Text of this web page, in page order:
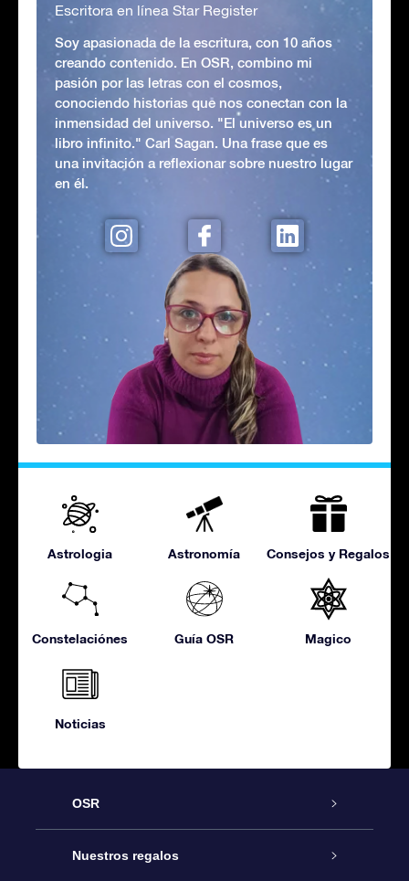
Escritora en línea Star Register
Soy apasionada de la escritura, con 10 años
creando contenido. En OSR, combino mi
pasión por las letras con el cosmos,
conociendo historias que nos conectan con la
inmensidad del universo. "El universo es un
libro infinito." Carl Sagan. Una frase que es
una invitación a reflexionar sobre nuestro lugar
en él.
Astrologia Astronomía Consejos y Regalos
Constelaciónes Guía OSR Magico
Noticias
OSR
Atención
Nuestros regalos